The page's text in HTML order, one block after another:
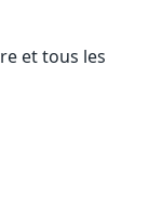
et tous les